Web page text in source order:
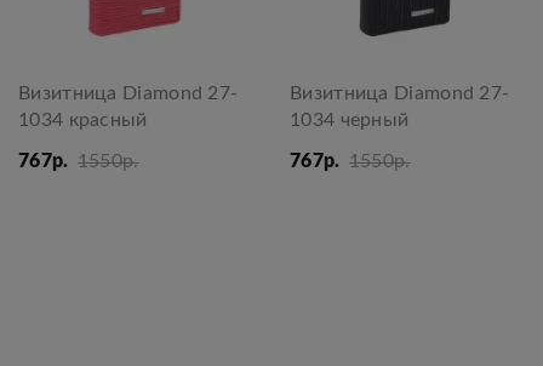
Визитница Diamond 27-
1034 красный
767р. 1550р.
Визитница Diamond 27-
1034 черный
767р. 1550р.